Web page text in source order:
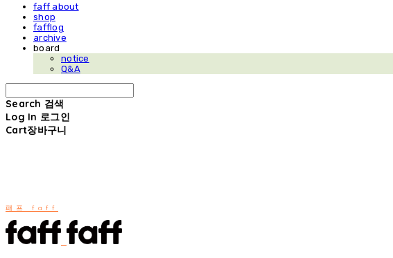
faff about
shop
fafflog
archive
board
notice
Q&A
Search 검색
Log In 로그인
Cart장바구니
패프 faff